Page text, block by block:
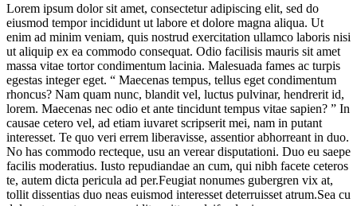
Lorem ipsum dolor sit amet, consectetur adipiscing elit, sed do
eiusmod tempor incididunt ut labore et dolore magna aliqua. Ut
enim ad minim veniam, quis nostrud exercitation ullamco laboris nisi
ut aliquip ex ea commodo consequat. Odio facilisis mauris sit amet
massa vitae tortor condimentum lacinia. Malesuada fames ac turpis
egestas integer eget. “ Maecenas tempus, tellus eget condimentum
rhoncus? Nam quam nunc, blandit vel, luctus pulvinar, hendrerit id,
lorem. Maecenas nec odio et ante tincidunt tempus vitae sapien? ” In
causae cetero vel, ad etiam iuvaret scripserit mei, nam in putant
interesset. Te quo veri errem liberavisse, assentior abhorreant in duo.
No has commodo recteque, usu an verear disputationi. Duo eu saepe
facilis moderatius. Iusto repudiandae an cum, qui nibh facete ceteros
te, autem dicta pericula ad per.Feugiat nonumes gubergren vix at,
tollit dissentias duo neas euismod interesset deterruisset atrum.Sea cu